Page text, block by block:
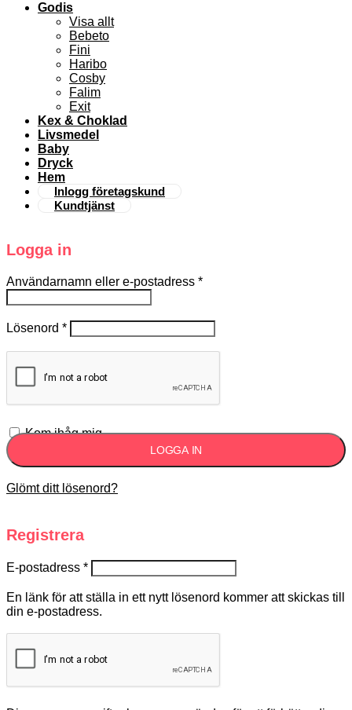
Godis
Visa allt
Bebeto
Fini
Haribo
Cosby
Falim
Exit
Kex & Choklad
Livsmedel
Baby
Dryck
Hem
Inlogg företagskund
Kundtjänst
Logga in
Användarnamn eller e-postadress *
Lösenord *
Kom ihåg mig
LOGGA IN
Glömt ditt lösenord?
Registrera
E-postadress *
En länk för att ställa in ett nytt lösenord kommer att skickas till
din e-postadress.